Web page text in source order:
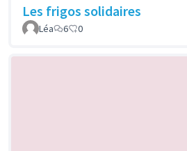
Les frigos solidaires
Léa
6 0